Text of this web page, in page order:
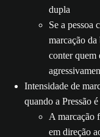
dupla
Se a pessoa
marcação
conter quem
Intensidade de
quando a Pressão
A marcação
em direção